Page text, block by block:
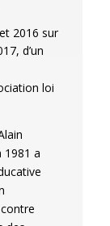
2016 sur
d’un
loi
1981 a